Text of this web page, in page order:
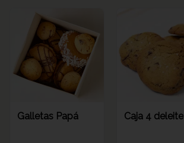
Galletas Papá Caja 4 deleite